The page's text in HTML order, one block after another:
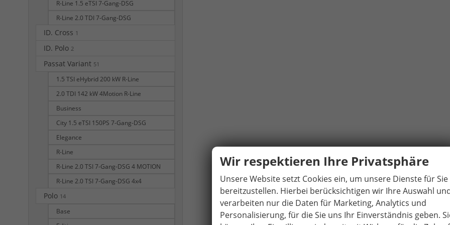
R-Line 1.5 eTSI 7-Gang-DSG
R-Line 2.0 TDI 7-Gang-DSG
ID. Cross 1
ID. Polo 2
Passat Variant 51
1.5 TSI eHybrid 200 kW R-Line
2.0 TDI 142 kW 4Motion R-Line
Business
City 1.5 eTSI 150PS 7-Gang-DSG
Elegance
R-Line
R-Line 2.0 TSI 7-Gang-DSG 4 MOTION
R-Line 2.0 TSI 7-Gang-DSG 4x4
Polo 14
Base
Wir respektieren Ihre Privatsphäre
Unsere Website setzt Cookies ein, um unsere Dienste für Sie
bereitzustellen. Hierbei berücksichtigen wir Ihre Auswahl
verarbeiten nur die Daten für Marketing, Analytics und
Personalisierung, für die Sie uns Ihr Einverständnis geben.